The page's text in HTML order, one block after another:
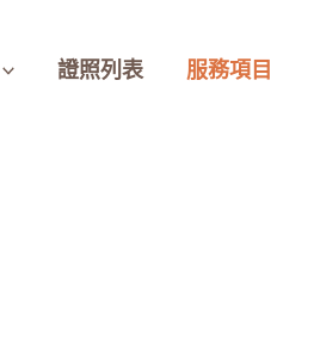
證照列表 服務項目